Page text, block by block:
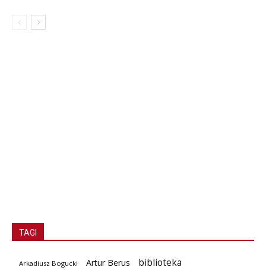
TAGI
Arkadiusz Bogucki Artur Berus
biblioteka